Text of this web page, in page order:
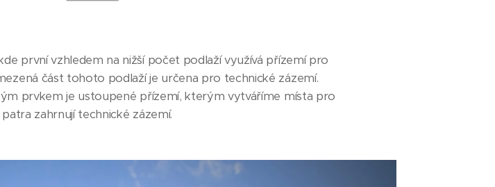
první vzhledem na nižší počet podlaží využívá přízemí pro
část tohoto podlaží je určena pro technické zázemí.
prvkem je ustoupené přízemí, kterým vytváříme místa pro
zahrnují technické zázemí.